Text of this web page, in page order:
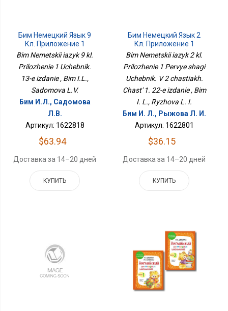
Бим Немецкий Язык 9
Кл. Приложение 1
Учебник. 13-Е Издание
Bim Nemetskii iazyk 9 kl.
Prilozhenie 1 Uchebnik.
13-e izdanie , Bim I.L.,
Sadomova L.V.
Бим И.Л., Садомова
Л.В.
Артикул: 1622818
$63.94
Доставка за 14–20 дней
КУПИТЬ
Бим Немецкий Язык 2
Кл. Приложение 1
Первые Шаги Учебник. В
2 Частях. Часть 1. 22-Е
Издание
Bim Nemetskii iazyk 2 kl.
Prilozhenie 1 Pervye shagi
Uchebnik. V 2 chastiakh.
Chast' 1. 22-e izdanie , Bim
I. L., Ryzhova L. I.
Бим И. Л., Рыжова Л. И.
Артикул: 1622801
$36.15
Доставка за 14–20 дней
КУПИТЬ